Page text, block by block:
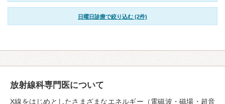
日曜日診療で絞り込む (2件)
放射線科専門医について
X線をはじめとしたさまざまなエネルギー（電磁波・磁場・超音